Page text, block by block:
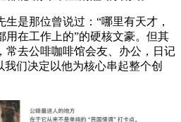
是那位曾说过：“哪里有天才，
用在工作上的”的硬核文豪。但其
常去公啡咖啡馆会友、办公，日记
我们决定以他为核心串起整个创